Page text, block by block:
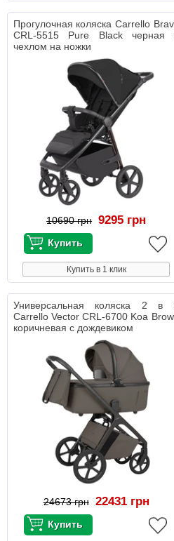
Прогулочная коляска Carrello
CRL-5515 Pure Black черная
чехлом на ножки
10690 грн 9295 грн
Купить в 1 клик
Универсальная коляска 2 в
Carrello Vector CRL-6700 Koa
коричневая с дождевиком
24673 грн 22431 грн